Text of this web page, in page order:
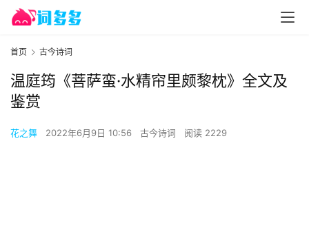
首页 古今诗词
温庭筠《菩萨蛮·水精帘里颇黎枕》全文及
鉴赏
花之舞 2022年6月9日 10:56 古今诗词 阅读 2229